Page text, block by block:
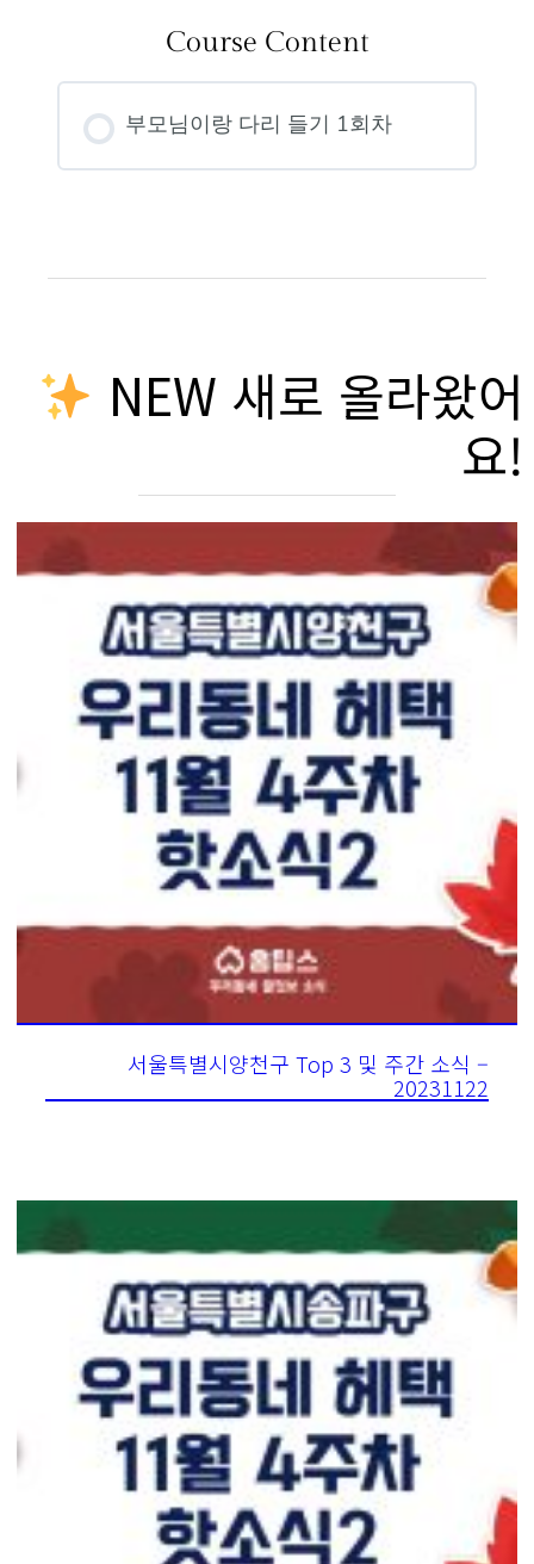
Course Content
부모님이랑 다리 들기 1회차
NEW 새로 올라왔어
요!
서울특별시양천구 Top 3 및 주간 소식 –
20231122